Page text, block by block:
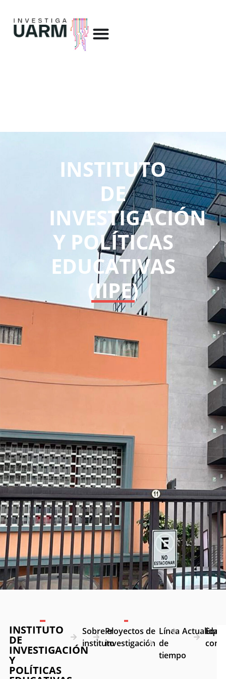
INSTITUTO
DE
INVESTIGACIÓN
Y POLÍTICAS
EDUCATIVAS
(IIPE)
INSTITUTO
DE
INVESTIGACIÓN
Y
POLÍTICAS
Sobre el
instituto
Proyectos de
investigación
Línea
de
tiempo
Actualidad